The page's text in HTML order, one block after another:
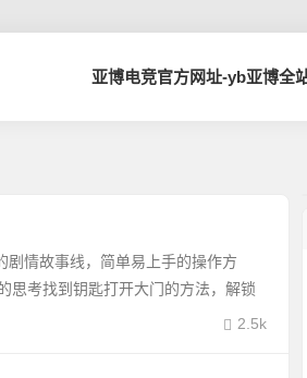
亚博电竞官方网址-yb亚博全
情故事线，简单易上手的操作方
思考找到钥匙打开大门的方法，解锁
2.5k